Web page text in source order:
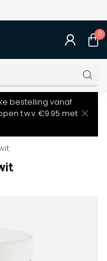
0
bestelling vanaf
t.w.v. €9.95 met